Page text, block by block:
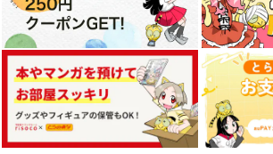
俺と聖女がデキてるこ
とがバレたらこのパー
ティーは崩壊する 1
白泉社
759円（税込）
俺と聖女がデキてるこ
とがバレたらこのパー
ティーは崩壊する 2
白泉社
759円（税込）